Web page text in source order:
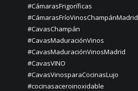
#CámarasFrigoríficas
#CámarasFríoVinosChampánMadrid
#CavasChampán
#CavasMaduraciónVinos
#CavasMaduraciónVinosMadrid
#CavasVINO
#CavasVinosparaCocinasLujo
#cocinasaceroinoxidable